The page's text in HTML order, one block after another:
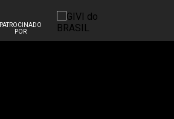
PATROCINADO
POR